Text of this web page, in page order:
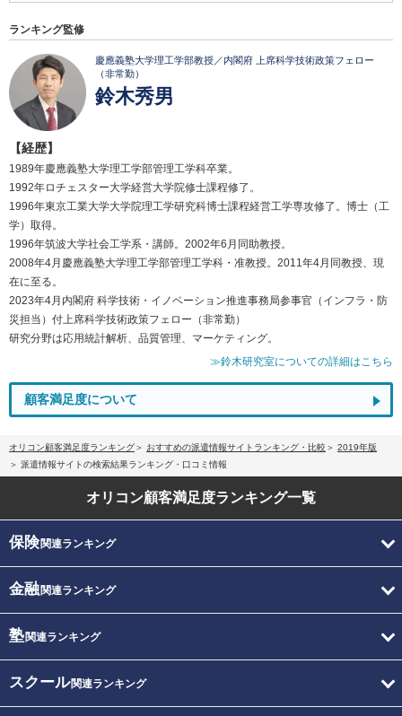
ランキング監修
慶應義塾大学理工学部教授／内閣府 上席科学技術政策フェロー
（非常勤）
鈴木秀男
【経歴】
1989年慶應義塾大学理工学部管理工学科卒業。
1992年ロチェスター大学経営大学院修士課程修了。
1996年東京工業大学大学院理工学研究科博士課程経営工学専攻修了。博士（工
学）取得。
1996年筑波大学社会工学系・講師。2002年6月同助教授。
2008年4月慶應義塾大学理工学部管理工学科・准教授。2011年4月同教授、現
在に至る。
2023年4月内閣府 科学技術・イノベーション推進事務局参事官（インフラ・防
災担当）付上席科学技術政策フェロー（非常勤）
研究分野は応用統計解析、品質管理、マーケティング。
≫鈴木研究室についての詳細はこちら
顧客満足度について
オリコン顧客満足度ランキング おすすめの派遣情報サイトランキング・比較
2019年版
派遣情報サイトの検索結果ランキング・口コミ情報
オリコン顧客満足度ランキング一覧
保険関連ランキング
金融関連ランキング
塾関連ランキング
スクール関連ランキング